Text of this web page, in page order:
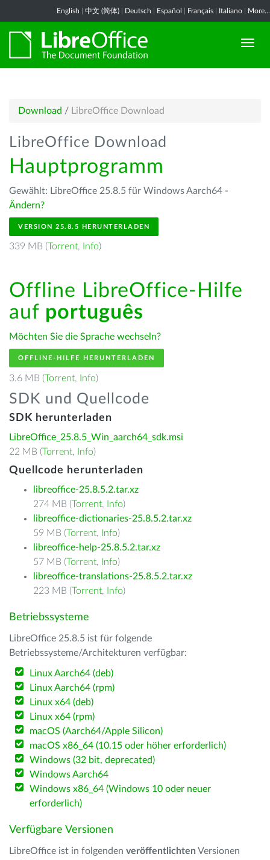
English 中文 (简体) Deutsch Español Français Italiano More...
Download / LibreOffice Download
LibreOffice Download
Hauptprogramm
Gewählt: LibreOffice 25.8.5 für Windows Aarch64 -
Ändern?
VERSION 25.8.5 HERUNTERLADEN
339 MB (Torrent, Info)
Offline LibreOffice-Hilfe
auf português
Möchten Sie die Sprache wechseln?
OFFLINE-HILFE HERUNTERLADEN
3.6 MB (Torrent, Info)
SDK und Quellcode
SDK herunterladen
LibreOffice_25.8.5_Win_aarch64_sdk.msi
22 MB (Torrent, Info)
Quellcode herunterladen
libreoffice-25.8.5.2.tar.xz
274 MB (Torrent, Info)
libreoffice-dictionaries-25.8.5.2.tar.xz
59 MB (Torrent, Info)
libreoffice-help-25.8.5.2.tar.xz
57 MB (Torrent, Info)
libreoffice-translations-25.8.5.2.tar.xz
223 MB (Torrent, Info)
Betriebssysteme
LibreOffice 25.8.5 ist für folgende
Betriebssysteme/Architekturen verfügbar:
Linux Aarch64 (deb)
Linux Aarch64 (rpm)
Linux x64 (deb)
Linux x64 (rpm)
macOS (Aarch64/Apple Silicon)
macOS x86_64 (10.15 oder höher erforderlich)
Windows (32 bit, deprecated)
Windows Aarch64
Windows x86_64 (Windows 10 oder neuer
erforderlich)
Verfügbare Versionen
LibreOffice ist in folgenden veröffentlichten Versionen